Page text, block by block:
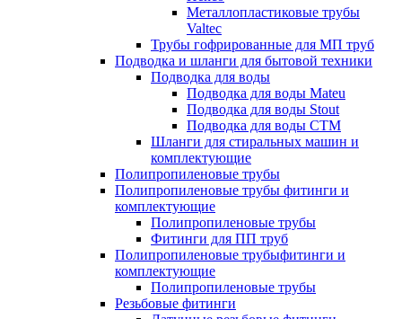
Металлопластиковые трубы
Valtec
Трубы гофрированные для МП труб
Подводка и шланги для бытовой техники
Подводка для воды
Подводка для воды Mateu
Подводка для воды Stout
Подводка для воды СТМ
Шланги для стиральных машин и
комплектующие
Полипропиленовые трубы
Полипропиленовые трубы фитинги и
комплектующие
Полипропиленовые трубы
Фитинги для ПП труб
Полипропиленовые трубыфитинги и
комплектующие
Полипропиленовые трубы
Резьбовые фитинги